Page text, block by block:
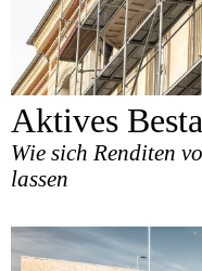
Aktives
Wie sich Renditen
lassen